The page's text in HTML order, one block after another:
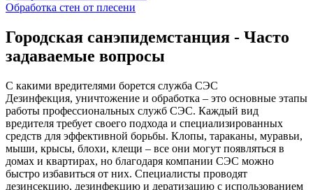
Обработка стен от плесени
Городская санэпидемстанция - Часто
задаваемые вопросы
С какими вредителями борется служба СЭС
Дезинфекция, уничтожение и обработка – это основные этапы
работы профессиональных служб СЭС. Каждый вид
вредителя требует своего подхода и специализированных
средств для эффективной борьбы. Клопы, тараканы, муравьи,
мыши, крысы, блохи, клещи – все они могут появляться в
домах и квартирах, но благодаря компании СЭС можно
быстро избавиться от них. Специалисты проводят
дезинсекцию, дезинфекцию и дератизацию с использованием